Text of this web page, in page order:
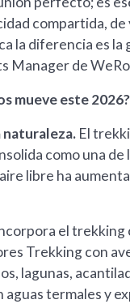
compartida,
la diferencia es
Manager de
mueve este 2026?
naturaleza. El
como una
libre ha
el
Trekking con
lagunas,
termales y